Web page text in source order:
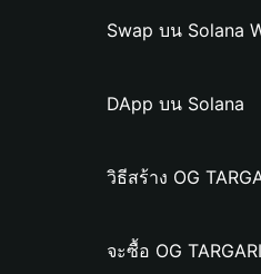
Swap บน Solana
DApp บน Solana
วิธีสร้าง OG
จะซื้อ OG